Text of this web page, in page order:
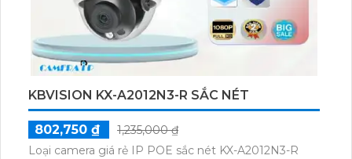
KBVISION KX-A2012N3-R SẮC NÉT
802,750 ₫
1,235,000 ₫
Loại camera giá rẻ IP POE sắc nét KX-A2012N3-R